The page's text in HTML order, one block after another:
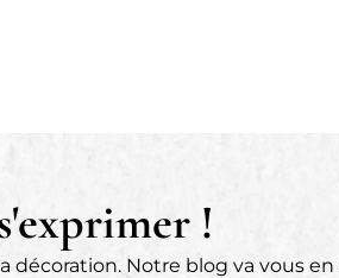
!
décoration. Notre blog va vous